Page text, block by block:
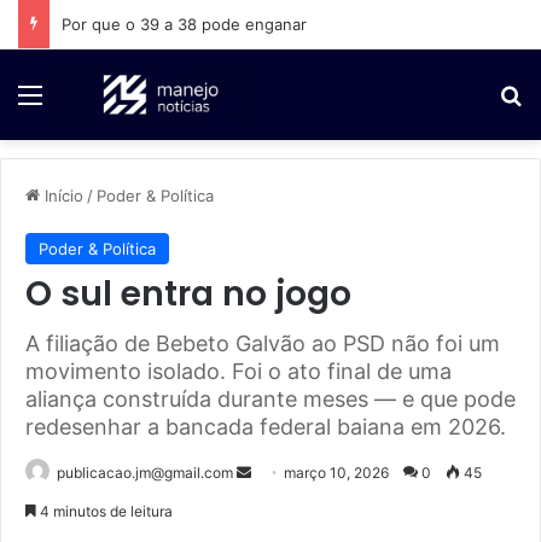
A Bahia não cabe numa fotografia
Início / Poder & Política
Poder & Política
O sul entra no jogo
A filiação de Bebeto Galvão ao PSD não foi um
movimento isolado. Foi o ato final de uma
aliança construída durante meses — e que pode
redesenhar a bancada federal baiana em 2026.
publicacao.jm@gmail.com março 10, 2026 0 45
4 minutos de leitura